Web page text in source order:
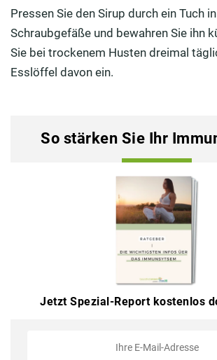
Pressen Sie den Sirup durch ein Tuch
Schraubgefäße und bewahren Sie ihn
Sie bei trockenem Husten dreimal
Esslöffel davon ein.